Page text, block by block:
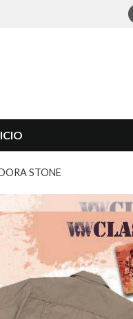
STONE